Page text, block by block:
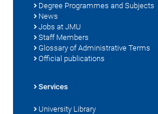
Degree Programmes and Subjects
News
Jobs at JMU
Staff Members
Glossary of Administrative Terms
Official publications
Services
University Library